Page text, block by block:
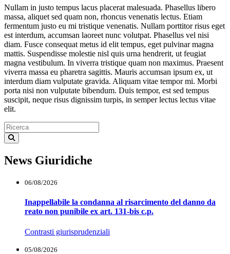
Nullam in justo tempus lacus placerat malesuada. Phasellus libero
massa, aliquet sed quam non, rhoncus venenatis lectus. Etiam
fermentum justo eu mi tristique venenatis. Nullam porttitor risus eget
est interdum, accumsan laoreet nunc volutpat. Phasellus vel nisi
diam. Fusce consequat metus id elit tempus, eget pulvinar magna
mattis. Suspendisse molestie nisl quis urna hendrerit, ut feugiat
magna vestibulum. In viverra tristique quam non maximus. Praesent
viverra massa eu pharetra sagittis. Mauris accumsan ipsum ex, ut
interdum diam vulputate gravida. Aliquam vitae tempor mi. Morbi
porta nisi non vulputate bibendum. Duis tempor, est sed tempus
suscipit, neque risus dignissim turpis, in semper lectus lectus vitae
elit.
News Giuridiche
06/08/2026
Inappellabile la condanna al risarcimento del danno da
reato non punibile ex art. 131-bis c.p.
Contrasti giurisprudenziali
05/08/2026